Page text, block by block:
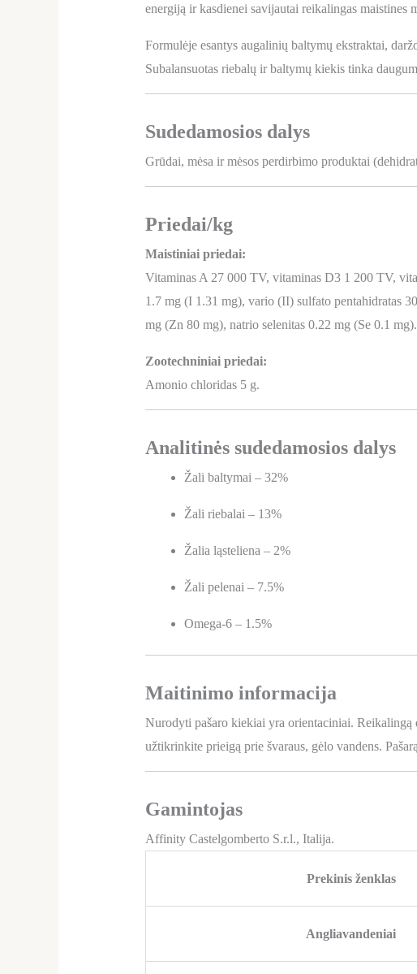
energiją ir kasdienei savijautai reikalingas maistines
Formulėje esantys augalinių baltymų ekstraktai,
Subalansuotas riebalų ir baltymų kiekis tinka
Sudedamosios dalys
Grūdai, mėsa ir mėsos perdirbimo produktai
Priedai/kg
Maistiniai priedai:
Vitaminas A 27 000 TV, vitaminas D3 1 200 TV,
1.7 mg (I 1.31 mg), vario (II) sulfato pentahidratas
mg (Zn 80 mg), natrio selenitas 0.22 mg (Se 0.1 mg).
Zootechniniai priedai:
Amonio chloridas 5 g.
Analitinės sudedamosios dalys
Žali baltymai – 32%
Žali riebalai – 13%
Žalia ląsteliena – 2%
Žali pelenai – 7.5%
Omega-6 – 1.5%
Maitinimo informacija
Nurodyti pašaro kiekiai yra orientaciniai. Reikalingą
užtikrinkite prieigą prie švaraus, gėlo vandens.
Gamintojas
Affinity Castelgomberto S.r.l., Italija.
Prekinis ženklas
Angliavandeniai